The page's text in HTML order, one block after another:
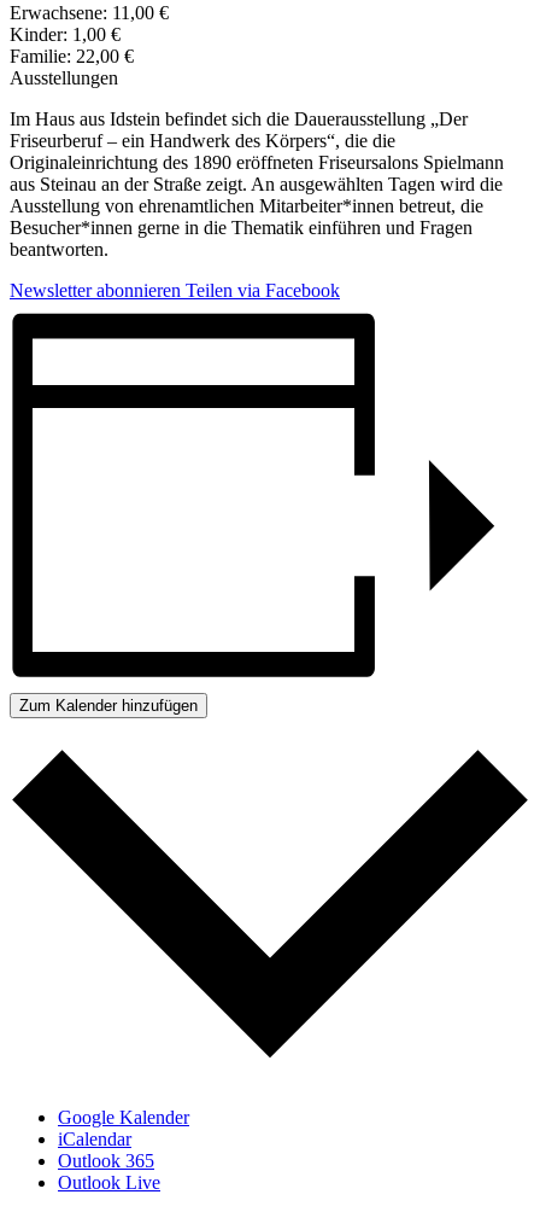
Erwachsene: 11,00 €
Kinder: 1,00 €
Familie: 22,00 €
Ausstellungen
Im Haus aus Idstein befindet sich die Dauerausstellung „Der
Friseurberuf – ein Handwerk des Körpers“, die die
Originaleinrichtung des 1890 eröffneten Friseursalons Spielmann
aus Steinau an der Straße zeigt. An ausgewählten Tagen wird die
Ausstellung von ehrenamtlichen Mitarbeiter*innen betreut, die
Besucher*innen gerne in die Thematik einführen und Fragen
beantworten.
Newsletter abonnieren Teilen via Facebook
Zum Kalender hinzufügen
Google Kalender
iCalendar
Outlook 365
Outlook Live